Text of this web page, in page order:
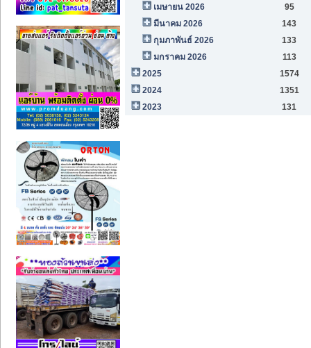
เมษายน 2026
95
มีนาคม 2026
143
กุมภาพันธ์ 2026
133
มกราคม 2026
113
2025
1574
2024
1351
2023
131